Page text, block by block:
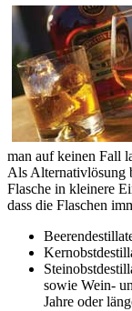
man auf keinen Fall
Als Alternativlösung
Flasche in kleinere
dass die Flaschen
sowie Wein-
Jahre oder